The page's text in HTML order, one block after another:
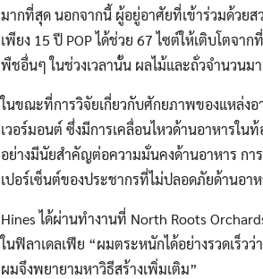
มากที่สุด นอกจากนี้ ผู้อยู่อาศัยที่เข้าร่วมด้วยส
เพียง 15 ปี POP ได้ช่วย 67 ไซต์ให้เติบโตจา
พืชอื่นๆ ในช่วงเวลานั้น ผลไม้และถั่วจำนวนม
ในขณะที่การวิจัยเกี่ยวกับศักยภาพของแหล่งอ
เวอร์มอนต์ ซึ่งมีการเคลื่อนไหวด้านอาหารใ
อย่างมีนัยสำคัญต่อความมั่นคงด้านอาหาร กา
เปอร์เซ็นต์ของประชากรที่ไม่ปลอดภัยด้านอา
Hines ได้ผ่านทำงานที่ North Roots
ในฟิลาเดลเฟีย “ผมตระหนักได้อย่างรวดเร็
ผมจึงพยายามหาวิธีสร้างเพิ่มเติม”